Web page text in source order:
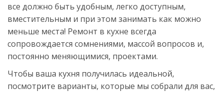
все должно быть удобным, легко доступным,
вместительным и при этом занимать как можно
меньше места! Ремонт в кухне всегда
сопровождается сомнениями, массой вопросов и,
постоянно меняющимися, проектами.
Чтобы ваша кухня получилась идеальной,
посмотрите варианты, которые мы собрали для вас,